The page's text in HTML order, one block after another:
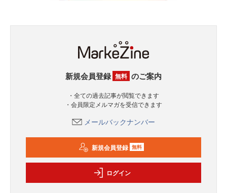
新規会員登録 無料 のご案内
・全ての過去記事が閲覧できます
・会員限定メルマガを受信できます
メールバックナンバー
新規会員登録 無料
ログイン